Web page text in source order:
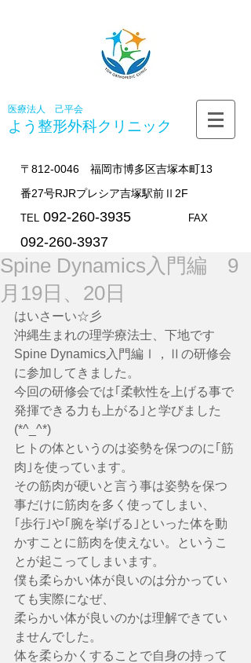
医療法人 己平会
よう整形外科クリニック
〒812-0046 福岡市博多区吉塚本町13
番27号RJRプレシア吉塚駅前Ⅱ2F
TEL 092-260-3935 FAX
092-260-3937
Spine Dynamics入門編 9
月19日、20日
はいさーい☆彡
沖縄生まれの理学療法士、下地です
Spine Dynamics入門編Ⅰ，Ⅱの研修会
に参加してきました。
今回の研修会では｢柔軟性を上げる事で
発揮できる力も上がる｣と学びました
(*^_^*)
ヒトの体というのは姿勢を保つのに｢筋
肉｣を使っています。
その筋肉が硬いと言う事は姿勢を保つ
事だけに筋肉を多く使ってしまい、
｢歩行｣や｢腕を挙げる｣といった体を動
かすことに筋肉を使えない。というこ
とが起こってしまいます。
僕も柔らかい体が良いのは分かってい
ても実際になぜ、
柔らかい体が良いのかは理解できてい
ませんでした。
体を柔らかくすることで自身の持って